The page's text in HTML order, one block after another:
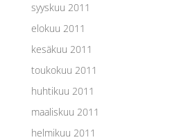
syyskuu 2011
elokuu 2011
kesäkuu 2011
toukokuu 2011
huhtikuu 2011
maaliskuu 2011
helmikuu 2011